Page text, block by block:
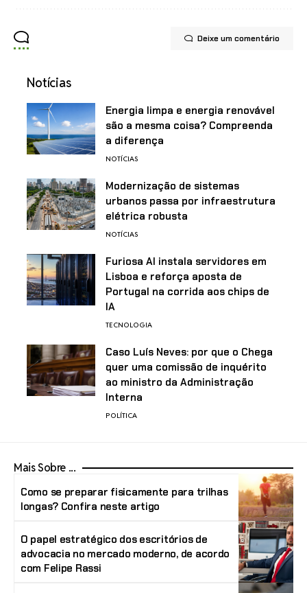
Deixe um comentário
Notícias
Energia limpa e energia renovável
são a mesma coisa? Compreenda
a diferença
NOTÍCIAS
Modernização de sistemas
urbanos passa por infraestrutura
elétrica robusta
NOTÍCIAS
Furiosa AI instala servidores em
Lisboa e reforça aposta de
Portugal na corrida aos chips de
IA
TECNOLOGIA
Caso Luís Neves: por que o Chega
quer uma comissão de inquérito
ao ministro da Administração
Interna
POLÍTICA
Mais Sobre ...
Como se preparar fisicamente para trilhas
longas? Confira neste artigo
O papel estratégico dos escritórios de
advocacia no mercado moderno, de acordo
com Felipe Rassi